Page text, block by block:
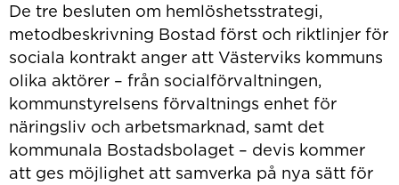
De tre besluten om hemlöshetsstrategi,
metodbeskrivning Bostad först och riktlinjer för
sociala kontrakt anger att Västerviks kommuns
olika aktörer – från socialförvaltningen,
kommunstyrelsens förvaltnings enhet för
näringsliv och arbetsmarknad, samt det
kommunala Bostadsbolaget – devis kommer
att ges möjlighet att samverka på nya sätt för